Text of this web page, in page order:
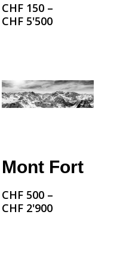
CHF 150 –
CHF 5'500
Mont Fort
CHF 500 –
CHF 2'900